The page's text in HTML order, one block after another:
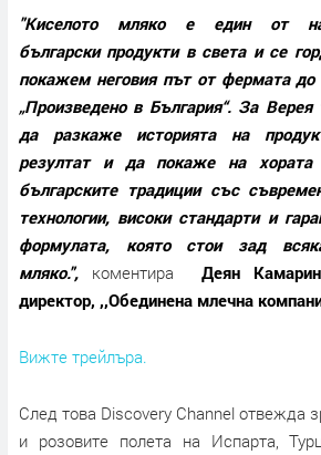
"Киселото мляко е един от най-
български продукти в света и се
покажем неговия път от фермата до
„Произведено в България“. За
да разкаже историята на
резултат и да покаже на хората
българските традиции със
технологии, високи стандарти и
формулата, която стои зад
мляко.",
коментира
Деян
директор, ,,Обединена млечна
Вижте трейлъра.
След това Discovery Channel отвежда
и розовите полета на Испарта,